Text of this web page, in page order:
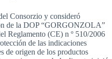
Consorzio y consideró
de la DOP “GORGONZOLA”
Reglamento (CE) n º 510/2006
de las indicaciones
de origen de los productos